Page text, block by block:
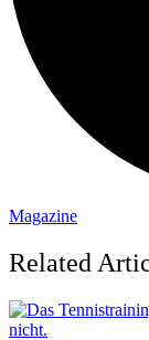
Magazine
Related